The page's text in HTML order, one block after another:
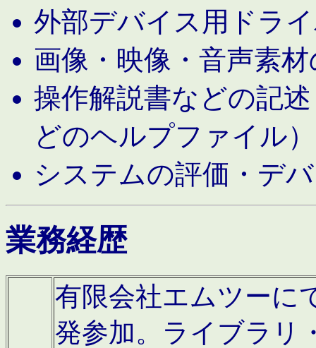
外部デバイス用ドラ
画像・映像・音声素
操作解説書などの記
どのヘルプファイル）
システムの評価・デ
業務経歴
有限会社エムツーに
発参加。ライブラリ